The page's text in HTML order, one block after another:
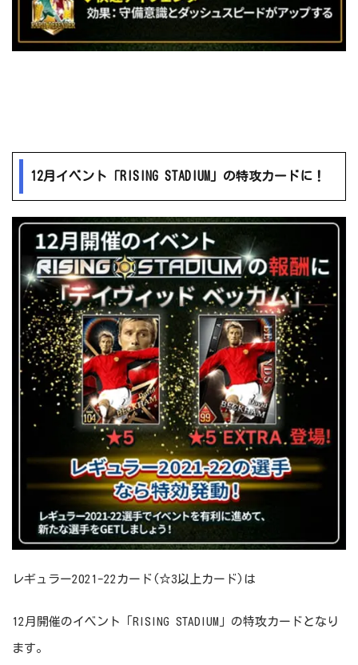
12月イベント「RISING STADIUM」の特攻カードに！
レギュラー2021-22カード(☆3以上カード)は
12月開催のイベント「RISING STADIUM」の特攻カードとなり
ます。